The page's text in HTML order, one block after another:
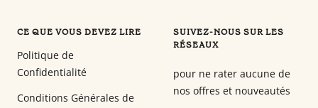
CE QUE VOUS DEVEZ LIRE
Politique de
Confidentialité
Conditions Générales de
SUIVEZ-NOUS SUR LES
RÉSEAUX
pour ne rater aucune de
nos offres et nouveautés